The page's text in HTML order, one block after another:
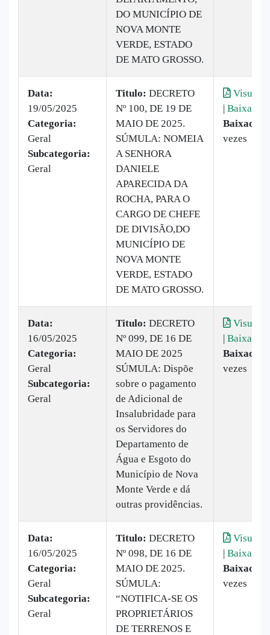
DO MUNICÍPIO DE
NOVA MONTE
VERDE, ESTADO
DE MATO GROSSO.
Data:
19/05/2025
Categoria:
Geral
Subcategoria:
Geral
Titulo: DECRETO
Nº 100, DE 19 DE
MAIO DE 2025.
SÚMULA: NOMEIA
A SENHORA
DANIELE
APARECIDA DA
ROCHA, PARA O
CARGO DE CHEFE
DE DIVISÃO,DO
MUNICÍPIO DE
NOVA MONTE
VERDE, ESTADO
DE MATO GROSSO.
| Baixar
Baixado:
vezes
Data:
16/05/2025
Categoria:
Geral
Subcategoria:
Geral
Titulo: DECRETO
Nº 099, DE 16 DE
MAIO DE 2025
SÚMULA: Dispõe
sobre o pagamento
de Adicional de
Insalubridade para
os Servidores do
Departamento de
Água e Esgoto do
Município de Nova
Monte Verde e dá
outras providências.
| Baixar
Baixado:
vezes
Data:
16/05/2025
Categoria:
Geral
Subcategoria:
Geral
Titulo: DECRETO
Nº 098, DE 16 DE
MAIO DE 2025.
SÚMULA:
“NOTIFICA-SE OS
PROPRIETÁRIOS
DE TERRENOS E
| Baixar
Baixado:
vezes